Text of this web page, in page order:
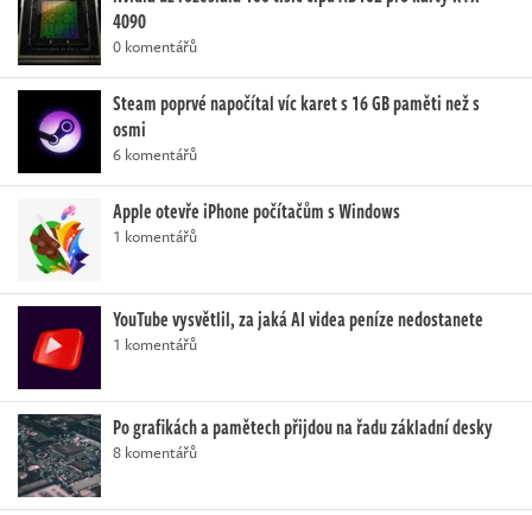
4090
0 komentářů
Steam poprvé napočítal víc karet s 16 GB paměti než s
osmi
6 komentářů
Apple otevře iPhone počítačům s Windows
1 komentářů
YouTube vysvětlil, za jaká AI videa peníze nedostanete
1 komentářů
Po grafikách a pamětech přijdou na řadu základní desky
8 komentářů